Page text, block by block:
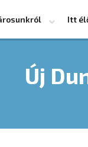
Itt
Új